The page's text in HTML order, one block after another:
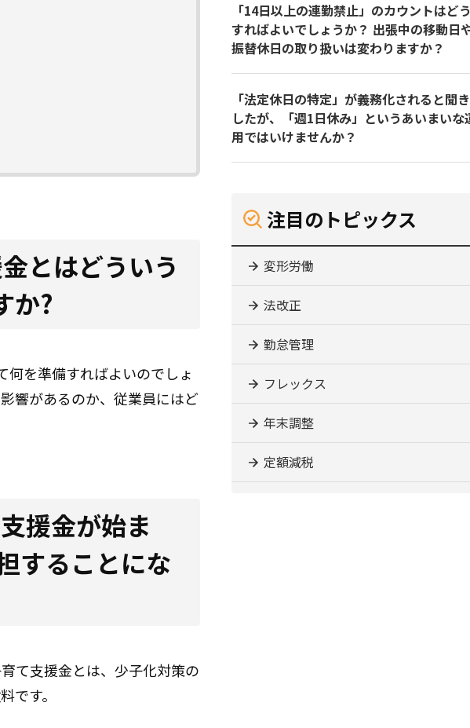
とはどういう
か?
何を準備すればよいのでしょ
響があるのか、従業員にはど
援金が始ま
することにな
て支援金とは、少子化対策の
です。
「14日以上の連勤禁止」のカウントはど
すればよいでしょうか？ 出張中の移動日
振替休日の取り扱いは変わりますか？
「法定休日の特定」が義務化されると聞
したが、「週1日休み」というあいまいな
用ではいけませんか？
注目のトピックス
変形労働
法改正
勤怠管理
フレックス
年末調整
定額減税